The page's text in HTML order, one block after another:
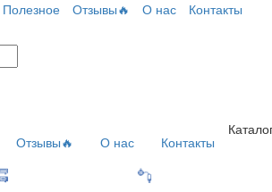
Полезное Отзывы🔥 О нас
Контакты
Отзывы🔥 О нас Контакты